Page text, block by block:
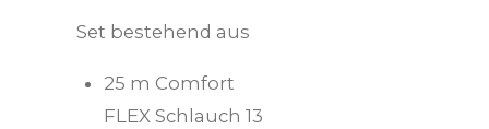
Set bestehend aus
25 m Comfort
FLEX Schlauch 13